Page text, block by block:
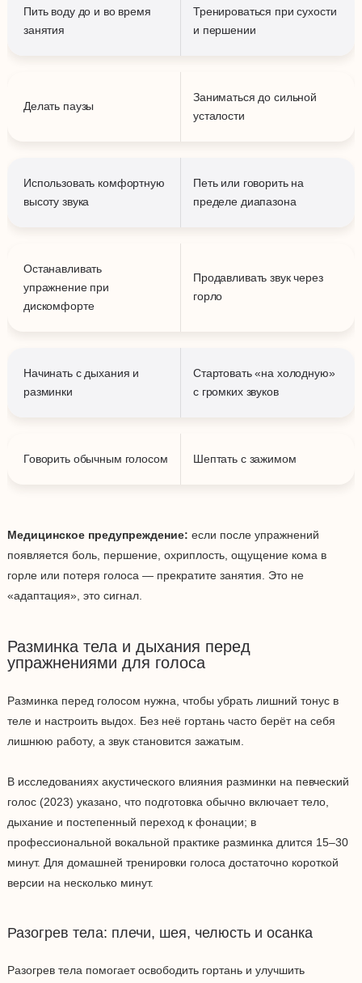
Пить воду до и во время
занятия
Тренироваться при сухости
и першении
Делать паузы
Заниматься до сильной
усталости
Использовать комфортную
высоту звука
Петь или говорить на
пределе диапазона
Останавливать
упражнение при
дискомфорте
Продавливать звук через
горло
Начинать с дыхания и
разминки
Стартовать «на холодную»
с громких звуков
Говорить обычным голосом Шептать с зажимом
Медицинское предупреждение: если после упражнений
появляется боль, першение, охриплость, ощущение кома в
горле или потеря голоса — прекратите занятия. Это не
«адаптация», это сигнал.
Разминка тела и дыхания перед
упражнениями для голоса
Разминка перед голосом нужна, чтобы убрать лишний тонус в
теле и настроить выдох. Без неё гортань часто берёт на себя
лишнюю работу, а звук становится зажатым.
В исследованиях акустического влияния разминки на певческий
голос (2023) указано, что подготовка обычно включает тело,
дыхание и постепенный переход к фонации; в
профессиональной вокальной практике разминка длится 15–30
минут. Для домашней тренировки голоса достаточно короткой
версии на несколько минут.
Разогрев тела: плечи, шея, челюсть и осанка
Разогрев тела помогает освободить гортань и улучшить